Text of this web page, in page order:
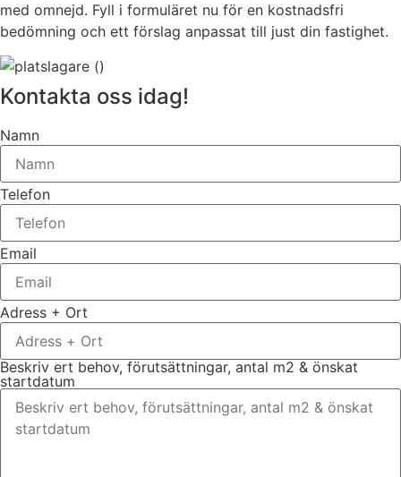
med omnejd. Fyll i formuläret nu för en kostnadsfri
bedömning och ett förslag anpassat till just din fastighet.
Kontakta oss idag!
Namn
Telefon
Email
Adress + Ort
Beskriv ert behov, förutsättningar, antal m2 & önskat
startdatum